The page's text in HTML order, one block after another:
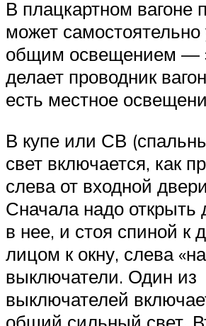
В плацкартном вагоне
может самостоятельно
общим освещением —
делает проводник
есть местное
В купе или СВ
свет включается, как
слева от входной
Сначала надо открыть
в нее, и стоя спиной к
лицом к окну, слева
выключатели. Один из
выключателей